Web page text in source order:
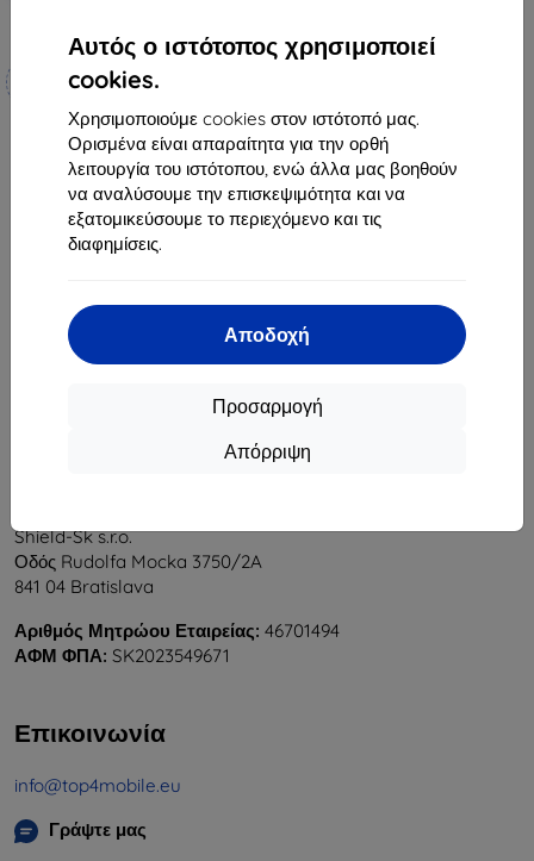
Αυτός ο ιστότοπος χρησιμοποιεί
cookies.
Χρησιμοποιούμε cookies στον ιστότοπό μας.
Ορισμένα είναι απαραίτητα για την ορθή
λειτουργία του ιστότοπου, ενώ άλλα μας βοηθούν
να αναλύσουμε την επισκεψιμότητα και να
εξατομικεύσουμε το περιεχόμενο και τις
διαφημίσεις.
Αποδοχή
Προσαρμογή
Απόρριψη
μεμβράνη
Κατασκευασμένο κατά
παραγγελία
19,90 €
17,92 €
Διαθέσιμο 4 τεμ
1
Shield-Sk s.r.o.
Οδός Rudolfa Mocka 3750/2A
841 04 Bratislava
Αριθμός Μητρώου Εταιρείας: 46701494
ΑΦΜ ΦΠΑ: SK2023549671
Επικοινωνία
info@top4mobile.eu
Γράψτε μας